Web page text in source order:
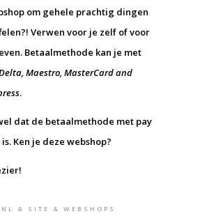
om gehele prachtig dingen
Verwen voor je zelf of voor
Betaalmethode kan je met
Maestro, MasterCard and
.
dat de betaalmethode met pay
Ken je deze webshop?
& SITE & WEBSHOPS